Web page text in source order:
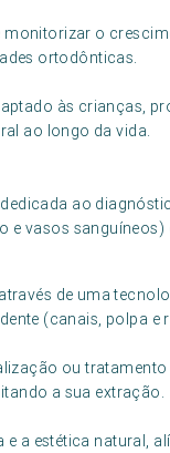
o
ortodônticas.
às crianças,
ao longo da vida.
ao
e vasos
de uma
(canais, polpa e
ou
a sua extração.
a estética natural,